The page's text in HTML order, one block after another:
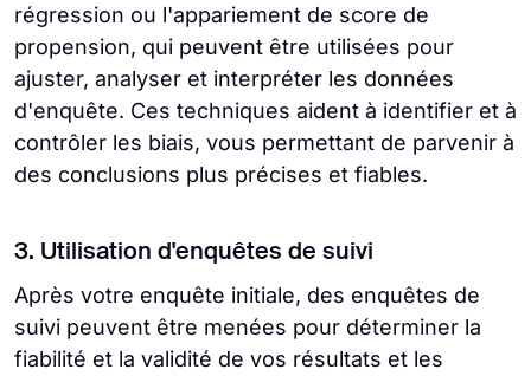
régression ou l'appariement de score de
propension, qui peuvent être utilisées pour
ajuster, analyser et interpréter les données
d'enquête. Ces techniques aident à identifier et à
contrôler les biais, vous permettant de parvenir à
des conclusions plus précises et fiables.
3. Utilisation d'enquêtes de suivi
Après votre enquête initiale, des enquêtes de
suivi peuvent être menées pour déterminer la
fiabilité et la validité de vos résultats et les